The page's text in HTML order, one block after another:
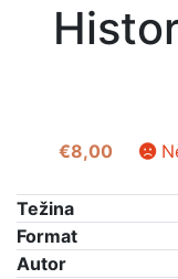
€8,00
Težina
Format
Autor